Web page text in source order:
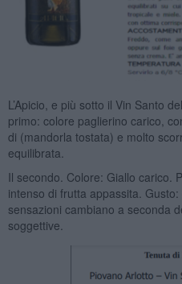
L’Apicio, e più sotto il Vin Santo
primo: colore paglierino carico,
di (mandorla tostata) e molto
equilibrata.
Il secondo. Colore: Giallo carico.
intenso di frutta appassita.
sensazioni cambiano a seconda
soggettive.